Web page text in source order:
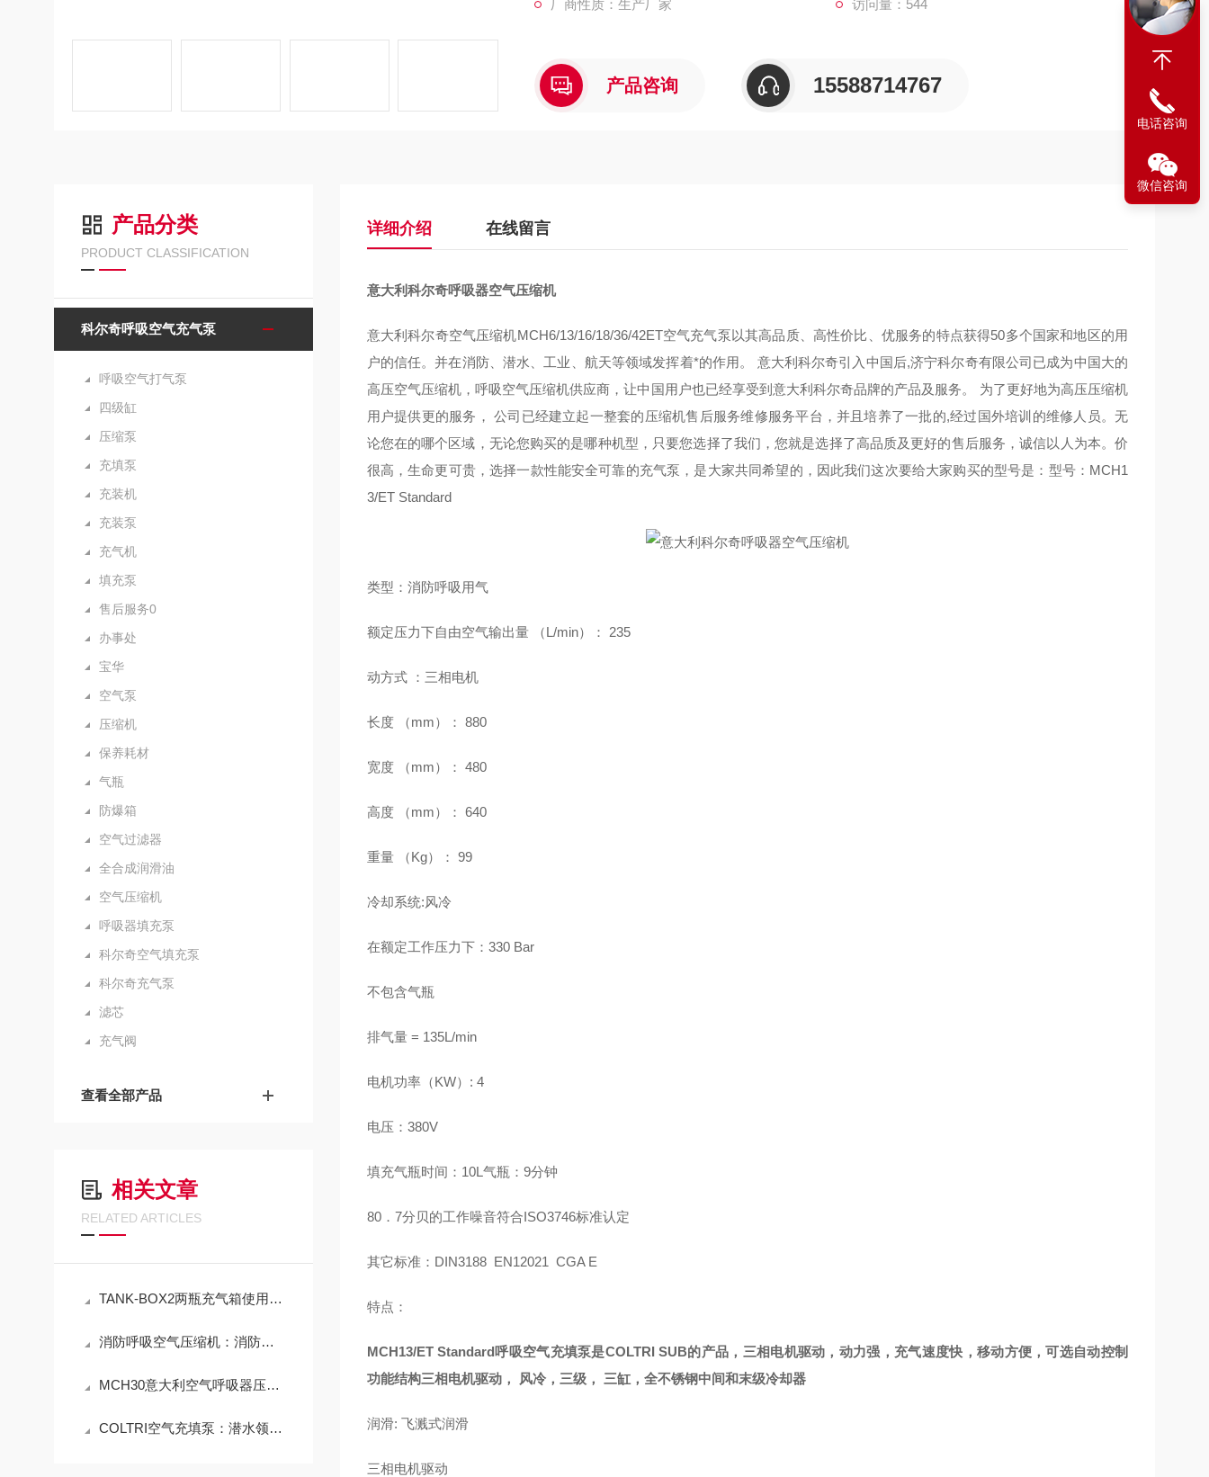
厂商性质：生产厂家 访问量：544
产品咨询 15588714767
产品分类
PRODUCT CLASSIFICATION
科尔奇呼吸空气充气泵
呼吸空气打气泵
四级缸
压缩泵
充填泵
充装机
充装泵
充气机
填充泵
售后服务0
办事处
宝华
空气泵
压缩机
保养耗材
气瓶
防爆箱
空气过滤器
全合成润滑油
空气压缩机
呼吸器填充泵
科尔奇空气填充泵
科尔奇充气泵
滤芯
充气阀
查看全部产品
相关文章
RELATED ARTICLES
TANK-BOX2两瓶充气箱使用技巧
消防呼吸空气压缩机：消防设备的守护之道（济宁科尔奇原创作品，侵权必究）
MCH30意大利空气呼吸器压缩机安装事项
COLTRI空气充填泵：潜水领域的“移动生命线”与
详细介绍 在线留言
意大利科尔奇呼吸器空气压缩机
意大利科尔奇空气压缩机MCH6/13/16/18/36/42ET空气充气泵以其高品质、高性价比、优服务的特点获得50多个国家和地区的用
户的信任。并在消防、潜水、工业、航天等领域发挥着*的作用。 意大利科尔奇引入中国后,济宁科尔奇有限公司已成为中国大的
高压空气压缩机，呼吸空气压缩机供应商，让中国用户也已经享受到意大利科尔奇品牌的产品及服务。 为了更好地为高压压缩机
用户提供更的服务， 公司已经建立起一整套的压缩机售后服务维修服务平台，并且培养了一批的,经过国外培训的维修人员。无
论您在的哪个区域，无论您购买的是哪种机型，只要您选择了我们，您就是选择了高品质及更好的售后服务，诚信以人为本。价
很高，生命更可贵，选择一款性能安全可靠的充气泵，是大家共同希望的，因此我们这次要给大家购买的型号是：型号：MCH1
3/ET Standard
类型：消防呼吸用气
额定压力下自由空气输出量 （L/min）： 235
动方式 ：三相电机
长度 （mm）： 880
宽度 （mm）： 480
高度 （mm）： 640
重量 （Kg）： 99
冷却系统:风冷
在额定工作压力下：330 Bar
不包含气瓶
排气量 = 135L/min
电机功率（KW）: 4
电压：380V
填充气瓶时间：10L气瓶：9分钟
80．7分贝的工作噪音符合ISO3746标准认定
其它标准：DIN3188 EN12021 CGA E
特点：
MCH13/ET Standard呼吸空气充填泵是COLTRI SUB的产品，三相电机驱动，动力强，充气速度快，移动方便，可选自动控制
功能结构三相电机驱动， 风冷，三级， 三缸，全不锈钢中间和末级冷却器
润滑: 飞溅式润滑
三相电机驱动
电话咨询
微信咨询